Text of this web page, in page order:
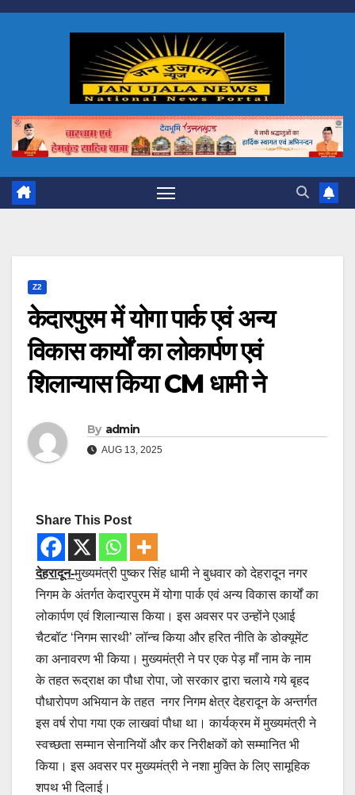
Skip
Z2
केदारपुरम में योगा पार्क एवं अन्य
विकास कार्यों का लोकार्पण एवं
शिलान्यास किया CM धामी ने
By admin
AUG 13, 2025
Share This Post
देहरादून-मुख्यमंत्री पुष्कर सिंह धामी ने बुधवार को देहरादून नगर
निगम के अंतर्गत केदारपुरम में योगा पार्क एवं अन्य विकास कार्यों का
लोकार्पण एवं शिलान्यास किया। इस अवसर पर उन्होंने एआई
चैटबॉट ‘निगम सारथी’ लॉन्च किया और हरित नीति के डोक्यूमेंट
का अनावरण भी किया। मुख्यमंत्री ने पर एक पेड़ माँ नाम के नाम
के तहत रूद्राक्ष का पौधा रोपा, जो सरकार द्वारा चलाये गये बृहद
पौधारोपण अभियान के तहत नगर निगम क्षेत्र देहरादून के अन्तर्गत
इस वर्ष रोपा गया एक लाखवां पौधा था। कार्यक्रम में मुख्यमंत्री ने
स्वच्छता सम्मान सेनानियों और कर निरीक्षकों को सम्मानित भी
किया। इस अवसर पर मुख्यमंत्री ने नशा मुक्ति के लिए सामूहिक
शपथ भी दिलाई।